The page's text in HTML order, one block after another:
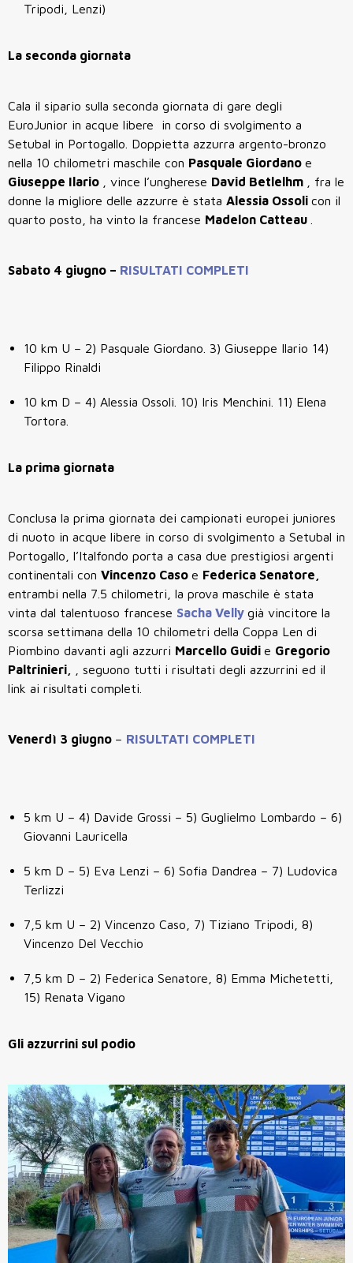
Tripodi, Lenzi)
La seconda giornata
Cala il sipario sulla seconda giornata di gare degli
EuroJunior in acque libere in corso di svolgimento a
Setubal in Portogallo. Doppietta azzurra argento-bronzo
nella 10 chilometri maschile con Pasquale Giordano e
Giuseppe Ilario
, vince l’ungherese David Betlelhm
, fra le
donne la migliore delle azzurre è stata Alessia Ossoli con il
quarto posto, ha vinto la francese Madelon Catteau
Sabato 4 giugno – RISULTATI COMPLETI
10 km U – 2) Pasquale Giordano. 3) Giuseppe Ilario 14)
Filippo Rinaldi
10 km D – 4) Alessia Ossoli. 10) Iris Menchini. 11) Elena
Tortora.
La prima giornata
Conclusa la prima giornata dei campionati europei juniores
di nuoto in acque libere in corso di svolgimento a Setubal in
Portogallo, l’Italfondo porta a casa due prestigiosi argenti
continentali con Vincenzo Caso e Federica Senatore,
entrambi nella 7.5 chilometri, la prova maschile è stata
vinta dal talentuoso francese Sacha Velly già vincitore la
scorsa settimana della 10 chilometri della Coppa Len di
Piombino davanti agli azzurri Marcello Guidi e Gregorio
Paltrinieri,
, seguono tutti i risultati degli azzurrini ed il
link ai risultati completi.
Venerdì 3 giugno – RISULTATI COMPLETI
5 km U – 4) Davide Grossi – 5) Guglielmo Lombardo – 6)
Giovanni Lauricella
5 km D – 5) Eva Lenzi – 6) Sofia Dandrea – 7) Ludovica
Terlizzi
7,5 km U – 2) Vincenzo Caso, 7) Tiziano Tripodi, 8)
Vincenzo Del Vecchio
7,5 km D – 2) Federica Senatore, 8) Emma Michetetti,
15) Renata Vigano
Gli azzurrini sul podio